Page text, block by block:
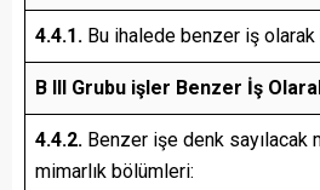
4.4.1. Bu ihalede benzer iş
B III Grubu işler Benzer İş
4.4.2. Benzer işe denk sayılacak
mimarlık bölümleri: